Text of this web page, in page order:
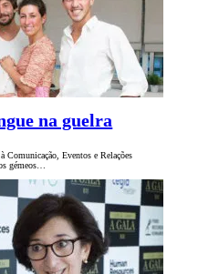
na guelra
Comunicação, Eventos e Relações
gémeos…